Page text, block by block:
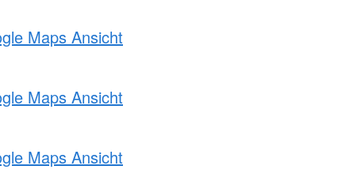
Maps Ansicht
Maps Ansicht
Maps Ansicht